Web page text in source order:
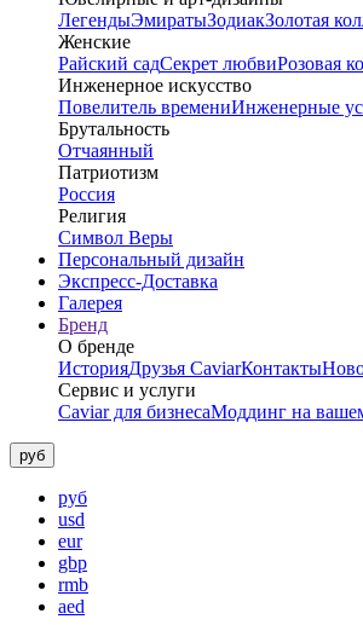
ЛегендыЭмиратыЗодиакЗолотая
Женские
Райский садСекрет любвиРозовая
Инженерное искусство
Повелитель времениИнженерные
Брутальность
Отчаянный
Патриотизм
Россия
Религия
Символ Веры
Персональный дизайн
Экспресс-Доставка
Галерея
Бренд
О бренде
ИсторияДрузья CaviarКонтакты
Сервис и услуги
Caviar для бизнесаМоддинг на
руб
руб
usd
eur
gbp
rmb
aed